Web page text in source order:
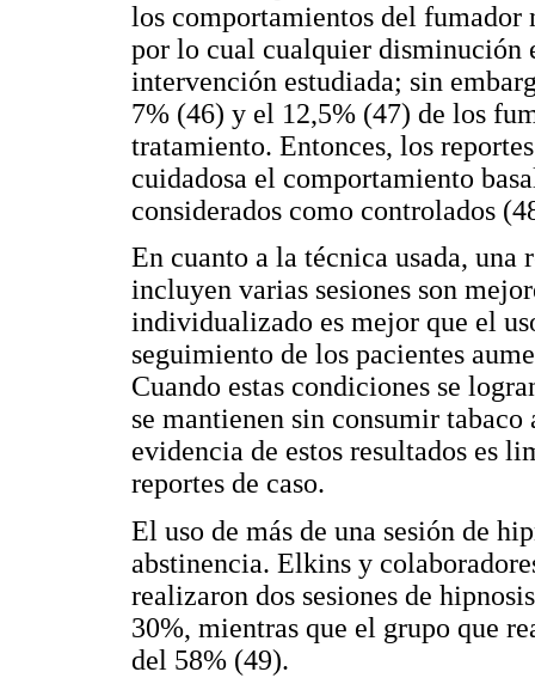
los comportamientos del fumador
por lo cual cualquier disminución
intervención estudiada; sin
7% (46) y el 12,5% (47) de los
tratamiento. Entonces, los
cuidadosa el comportamiento
considerados como controlados
En cuanto a la técnica usada, una
incluyen varias sesiones son
individualizado es mejor que el
seguimiento de los pacientes
Cuando estas condiciones se
se mantienen sin consumir
evidencia de estos resultados es
reportes de caso.
El uso de más de una sesión de
abstinencia. Elkins y
realizaron dos sesiones de
30%, mientras que el grupo que
del 58% (49).